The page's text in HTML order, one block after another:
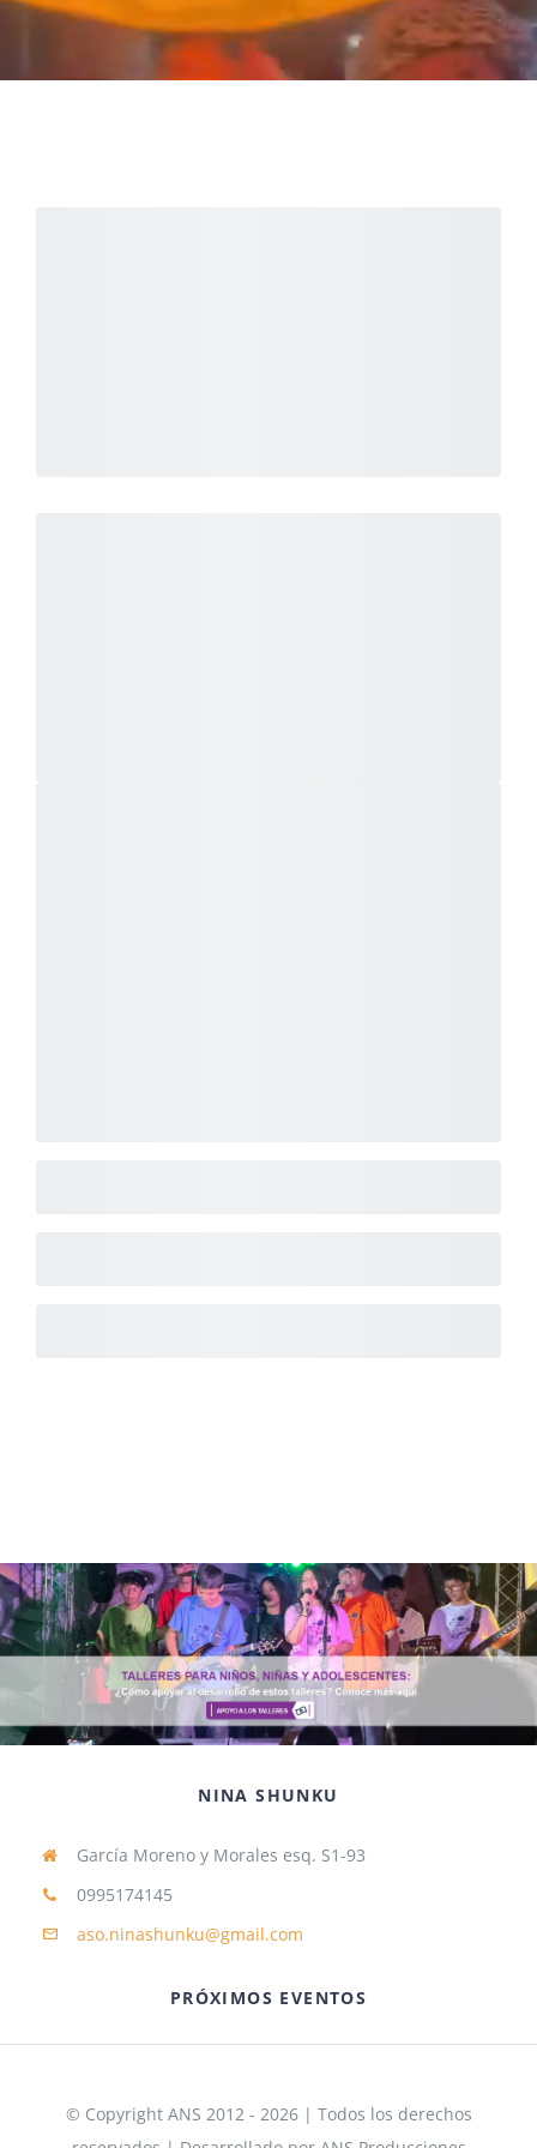
QUIÉNES NOS APOYAN?
NINA SHUNKU
García Moreno y Morales esq. S1-93
0995174145
aso.ninashunku@gmail.com
PRÓXIMOS EVENTOS
© Copyright ANS 2012 - 2026 | Todos los derechos